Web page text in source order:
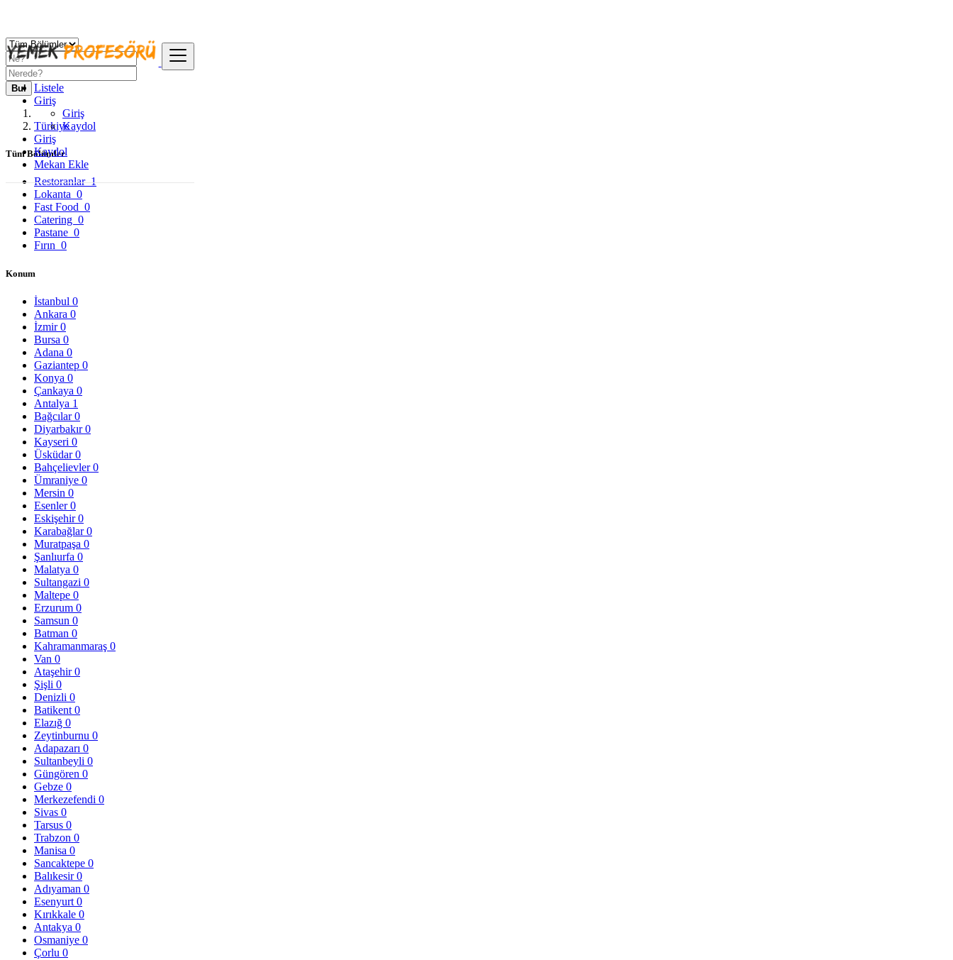
Listele
Giriş
Giriş
Kaydol
Giriş
Kaydol
Mekan Ekle
Bul
Türkiye
Tüm Bölümler
Restoranlar 1
Lokanta 0
Fast Food 0
Catering 0
Pastane 0
Fırın 0
Konum
İstanbul 0
Ankara 0
İzmir0
Bursa 0
Adana 0
Gaziantep 0
Konya 0
Çankaya 0
Antalya 1
Bağcılar0
Diyarbakır0
Kayseri 0
Üsküdar0
Bahçelievler0
Ümraniye 0
Mersin 0
Esenler0
Eskişehir0
Karabağlar0
Muratpaşa 0
Şanlıurfa 0
Malatya 0
Sultangazi 0
Maltepe 0
Erzurum 0
Samsun 0
Batman 0
Kahramanmaraş 0
Van 0
Ataşehir0
Şişli 0
Denizli 0
Batikent 0
Elazığ 0
Zeytinburnu 0
Adapazarı 0
Sultanbeyli 0
Güngören 0
Gebze 0
Merkezefendi 0
Sivas 0
Tarsus 0
Trabzon 0
Manisa 0
Sancaktepe 0
Balıkesir0
Adıyaman 0
Esenyurt 0
Kırıkkale 0
Antakya 0
Osmaniye 0
Çorlu 0